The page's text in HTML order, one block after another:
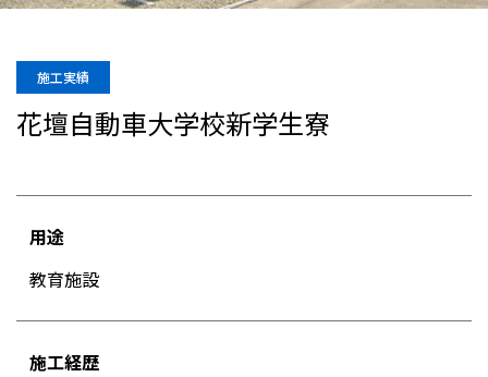
施工実績
花壇自動車大学校新学生寮
用途
教育施設
施工経歴